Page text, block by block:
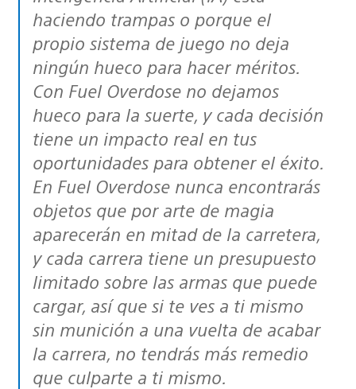
haciendo trampas o porque el
propio sistema de juego no deja
ningún hueco para hacer méritos.
Con Fuel Overdose no dejamos
hueco para la suerte, y cada decisión
tiene un impacto real en tus
oportunidades para obtener el éxito.
En Fuel Overdose nunca encontrarás
objetos que por arte de magia
aparecerán en mitad de la carretera,
y cada carrera tiene un presupuesto
limitado sobre las armas que puede
cargar, así que si te ves a ti mismo
sin munición a una vuelta de acabar
la carrera, no tendrás más remedio
que culparte a ti mismo.